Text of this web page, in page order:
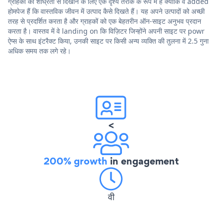
होमपेज हैं कि वास्तविक जीवन में उत्पाद कैसे दिखते हैं। यह अपने उत्पादों को अच्छी
तरह से प्रदर्शित करता है और ग्राहकों को एक बेहतरीन ऑन-साइट अनुभव प्रदान
करता है। वास्तव में वे landing on कि विज़िटर जिन्होंने अपनी साइट पर powr
ऐप्स के साथ इंटरैक्ट किया, उनकी साइट पर किसी अन्य व्यक्ति की तुलना में 2.5 गुना
अधिक समय तक लगे रहे।
<
200% growth in engagement
वी